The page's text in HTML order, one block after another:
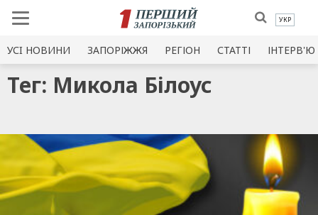
УКР
УСI НОВИНИ ЗАПОРІЖЖЯ РЕГІОН СТАТТІ ІНТЕРВ'Ю
Тег: Микола Білоус